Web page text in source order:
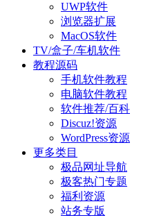
UWP软件
浏览器扩展
MacOS软件
TV/盒子/车机软件
教程源码
手机软件教程
电脑软件教程
软件推荐/百科
Discuz!资源
WordPress资源
更多类目
极品网址导航
极客热门专题
福利资源
站务专版